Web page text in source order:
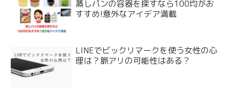
蒸しパンの容器を探すなら100均がお
すすめ!意外なアイデア満載
LINEでビックリマークを使う女性の心
理は？脈アリの可能性はある？